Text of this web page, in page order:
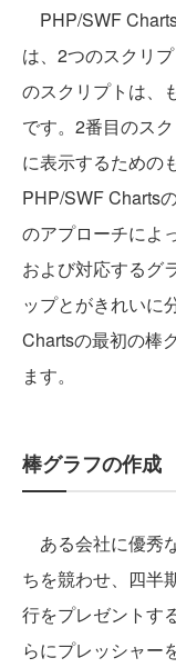
PHP/SWF
は、2つのスクリ
のスクリプトは、
です。2番目のス
に表示するための
PHP/SWF Charts
のアプローチによ
および対応するグ
ップとがきれいに
Chartsの最初の棒
ます。
棒グラフの作成
ある会社に優秀
ちを競わせ、四半
行をプレゼントす
らにプレッシャー